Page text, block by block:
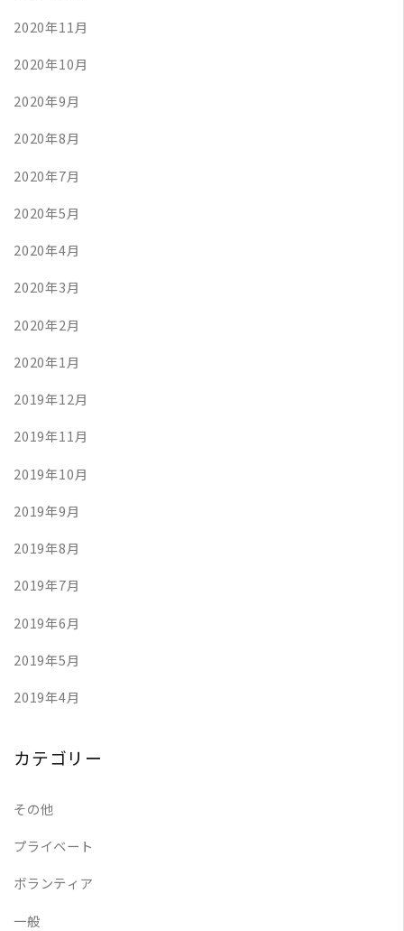
2020年11月
2020年10月
2020年9月
2020年8月
2020年7月
2020年5月
2020年4月
2020年3月
2020年2月
2020年1月
2019年12月
2019年11月
2019年10月
2019年9月
2019年8月
2019年7月
2019年6月
2019年5月
2019年4月
カテゴリー
その他
プライベート
ボランティア
一般